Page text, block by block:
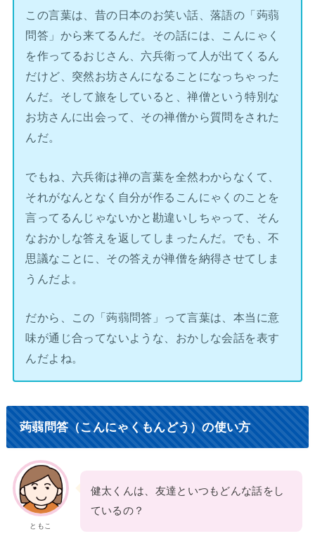
この言葉は、昔の日本のお笑い話、落語の「蒟蒻
問答」から来てるんだ。その話には、こんにゃく
を作ってるおじさん、六兵衛って人が出てくるん
だけど、突然お坊さんになることになっちゃった
んだ。そして旅をしていると、禅僧という特別な
お坊さんに出会って、その禅僧から質問をされた
んだ。
でもね、六兵衛は禅の言葉を全然わからなくて、
それがなんとなく自分が作るこんにゃくのことを
言ってるんじゃないかと勘違いしちゃって、そん
なおかしな答えを返してしまったんだ。でも、不
思議なことに、その答えが禅僧を納得させてしま
うんだよ。
だから、この「蒟蒻問答」って言葉は、本当に意
味が通じ合ってないような、おかしな会話を表す
んだよね。
蒟蒻問答（こんにゃくもんどう）の使い方
ともこ
健太くんは、友達といつもどんな話をし
ているの？